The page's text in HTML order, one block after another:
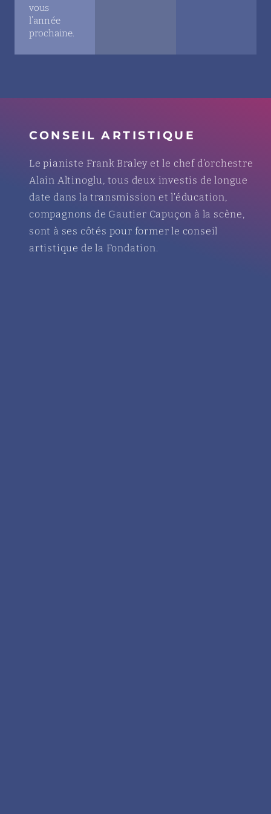
vous
l’année
prochaine.
CONSEIL ARTISTIQUE
Le pianiste Frank Braley et le chef d’orchestre
Alain Altinoglu, tous deux investis de longue
date dans la transmission et l’éducation,
compagnons de Gautier Capuçon à la scène,
sont à ses côtés pour former le conseil
artistique de la Fondation.